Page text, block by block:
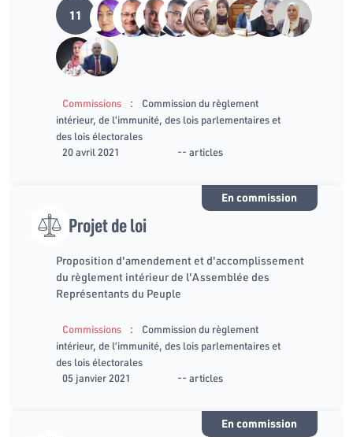
11
Commissions :
Commission du règlement
intérieur, de l’immunité, des lois parlementaires et
des lois électorales
20 avril 2021
-- articles
En commission
Projet de loi
Proposition d'amendement et d'accomplissement
du règlement intérieur de l'Assemblée des
Représentants du Peuple
Commissions :
Commission du règlement
intérieur, de l’immunité, des lois parlementaires et
des lois électorales
05 janvier 2021
-- articles
En commission